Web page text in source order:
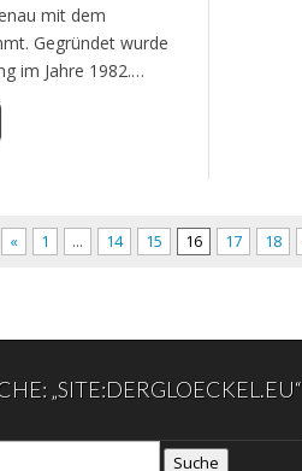
mit dem
Gegründet wurde
im Jahre 1982.…
« 1 … 14 15 16 17 18
„SITE:DERGLOECKEL.EU“
Suche